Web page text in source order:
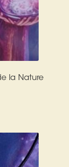
la Nature